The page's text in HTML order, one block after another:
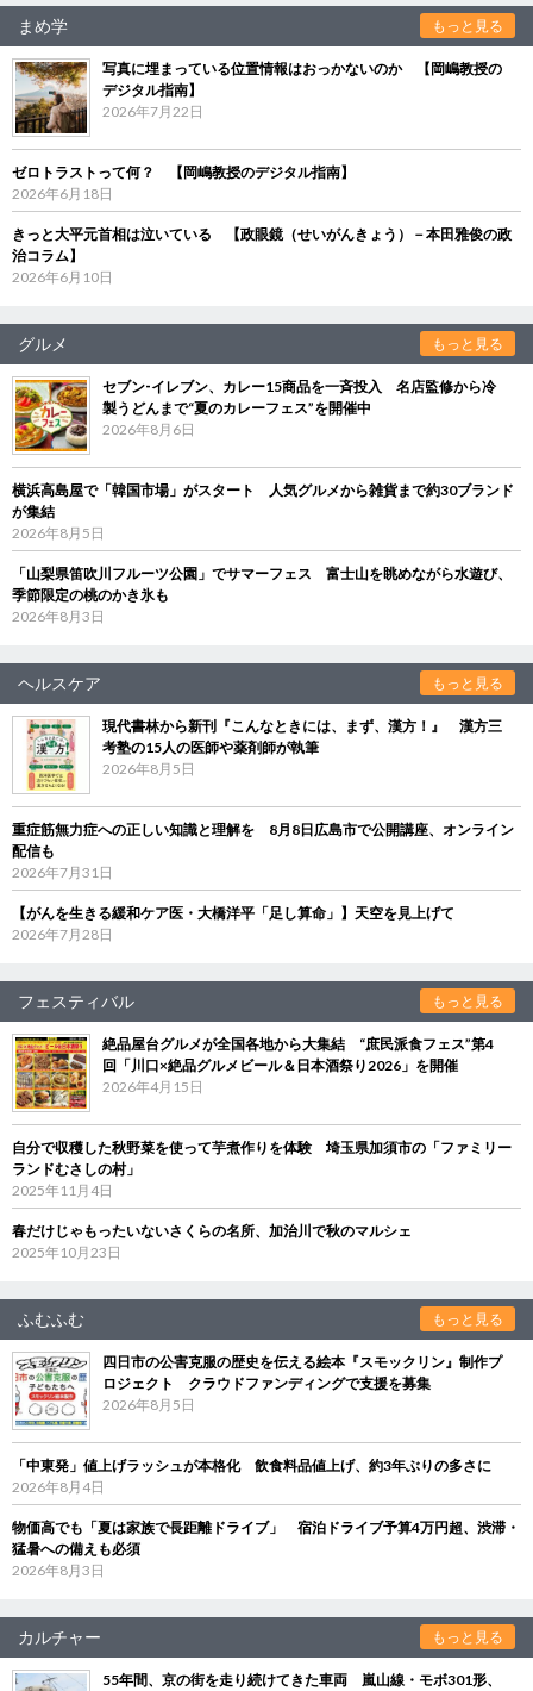
まめ学 もっと見る
写真に埋まっている位置情報はおっかないのか 【岡嶋教授の
デジタル指南】
2026年7月22日
ゼロトラストって何？ 【岡嶋教授のデジタル指南】
2026年6月18日
きっと大平元首相は泣いている 【政眼鏡（せいがんきょう）－本田雅俊の政
治コラム】
2026年6月10日
グルメ もっと見る
セブン‐イレブン、カレー15商品を一斉投入 名店監修から冷
製うどんまで“夏のカレーフェス”を開催中
2026年8月6日
横浜高島屋で「韓国市場」がスタート 人気グルメから雑貨まで約30ブランド
が集結
2026年8月5日
「山梨県笛吹川フルーツ公園」でサマーフェス 富士山を眺めながら水遊び、
季節限定の桃のかき氷も
2026年8月3日
ヘルスケア もっと見る
現代書林から新刊『こんなときには、まず、漢方！』 漢方三
考塾の15人の医師や薬剤師が執筆
2026年8月5日
重症筋無力症への正しい知識と理解を 8月8日広島市で公開講座、オンライン
配信も
2026年7月31日
【がんを生きる緩和ケア医・大橋洋平「足し算命」】天空を見上げて
2026年7月28日
フェスティバル もっと見る
絶品屋台グルメが全国各地から大集結 “庶民派食フェス”第4
回「川口×絶品グルメビール＆日本酒祭り2026」を開催
2026年4月15日
自分で収穫した秋野菜を使って芋煮作りを体験 埼玉県加須市の「ファミリー
ランドむさしの村」
2025年11月4日
春だけじゃもったいないさくらの名所、加治川で秋のマルシェ
2025年10月23日
ふむふむ もっと見る
四日市の公害克服の歴史を伝える絵本『スモックリン』制作プ
ロジェクト クラウドファンディングで支援を募集
2026年8月5日
「中東発」値上げラッシュが本格化 飲食料品値上げ、約3年ぶりの多さに
2026年8月4日
物価高でも「夏は家族で長距離ドライブ」 宿泊ドライブ予算4万円超、渋滞・
猛暑への備えも必須
2026年8月3日
カルチャー もっと見る
55年間、京の街を走り続けてきた車両 嵐山線・モボ301形、